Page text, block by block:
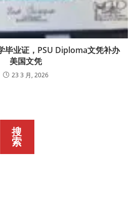
毕业证，PSU Diploma文凭补办
美国文凭
23 3 月, 2026
搜
索